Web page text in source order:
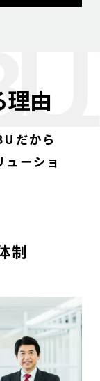
由
だから
ーショ
制